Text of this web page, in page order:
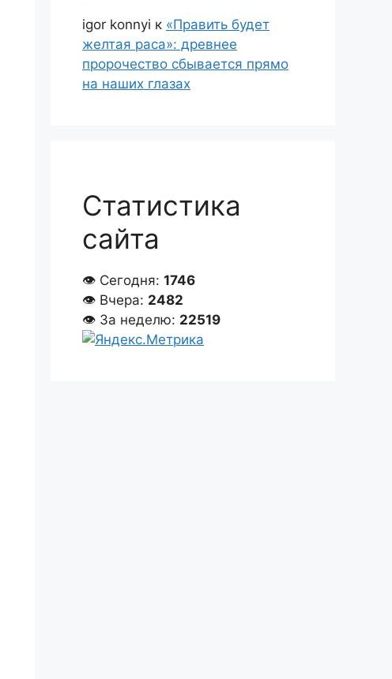
igor konnyi к «Править будет
желтая раса»: древнее
пророчество сбывается прямо
на наших глазах
Статистика
сайта
👁 Сегодня: 1746
👁 Вчера: 2482
👁 За неделю: 22519